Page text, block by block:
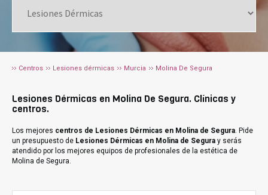
Centros Lesiones dérmicas Murcia Molina De Segura
Lesiones Dérmicas en Molina De Segura. Clínicas y
centros.
Los mejores centros de Lesiones Dérmicas en Molina de Segura. Pide
un presupuesto de Lesiones Dérmicas en Molina de Segura y serás
atendido por los mejores equipos de profesionales de la estética de
Molina de Segura.